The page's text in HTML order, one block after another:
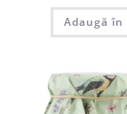
Adaugă în